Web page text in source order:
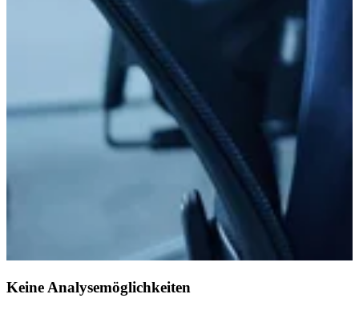
Keine Analysemöglichkeiten